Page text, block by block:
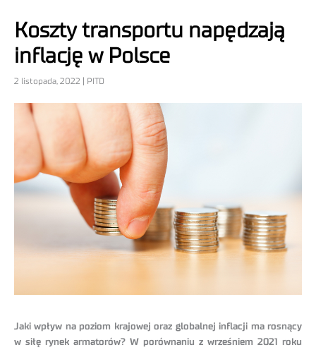
Koszty transportu napędzają
inflację w Polsce
2 listopada, 2022 | PITD
Jaki wpływ na poziom krajowej oraz globalnej inflacji ma rosnący
w siłę rynek armatorów? W porównaniu z wrześniem 2021 roku